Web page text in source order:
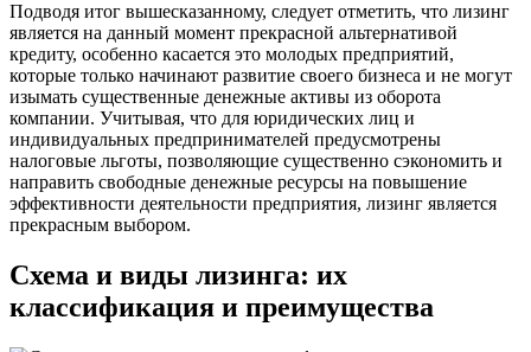
Подводя итог вышесказанному, следует отметить, что лизинг
является на данный момент прекрасной альтернативой
кредиту, особенно касается это молодых предприятий,
которые только начинают развитие своего бизнеса и не могут
изымать существенные денежные активы из оборота
компании. Учитывая, что для юридических лиц и
индивидуальных предпринимателей предусмотрены
налоговые льготы, позволяющие существенно сэкономить и
направить свободные денежные ресурсы на повышение
эффективности деятельности предприятия, лизинг является
прекрасным выбором.
Схема и виды лизинга: их
классификация и преимущества